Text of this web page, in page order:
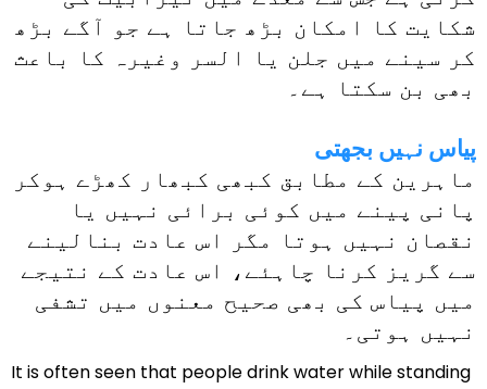
شکایت کا امکان بڑھ جاتا ہے جو آگے بڑھ
کر سینے میں جلن یا السر وغیرہ کا باعث
بھی بن سکتا ہے۔
پیاس نہیں بجھتی
ماہرین کے مطابق کبھی کبھار کھڑے ہوکر
پانی پینے میں کوئی برائی نہیں یا
نقصان نہیں ہوتا مگر اس عادت بنالینے
سے گریز کرنا چاہئے، اس عادت کے نتیجے
میں پیاس کی بھی صحیح معنوں میں تشفی
نہیں ہوتی۔
It is often seen that people drink water while standing